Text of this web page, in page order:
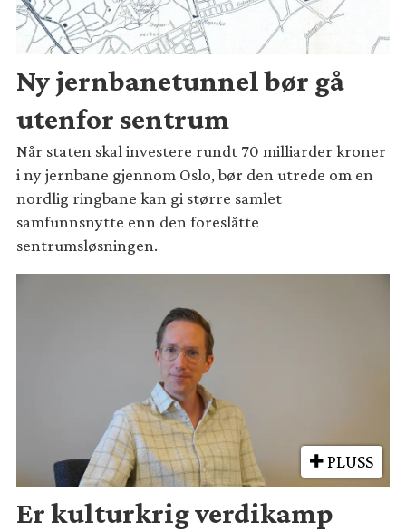
Ny jernbanetunnel bør gå
utenfor sentrum
Når staten skal investere rundt 70 milliarder kroner
i ny jernbane gjennom Oslo, bør den utrede om en
nordlig ringbane kan gi større samlet
samfunnsnytte enn den foreslåtte
sentrumsløsningen.
PLUSS
Er kulturkrig verdikamp